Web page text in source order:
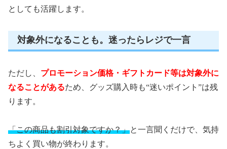
としても活躍します。
対象外になることも。迷ったらレジで一言
ただし、 プロモーション価格・ギフトカード等は対象外に
なることがあるため、グッズ購入時も“迷いポイント”は残
ります。
「この商品も割引対象ですか？」と一言聞くだけで、気持
ちよく買い物が終わります。